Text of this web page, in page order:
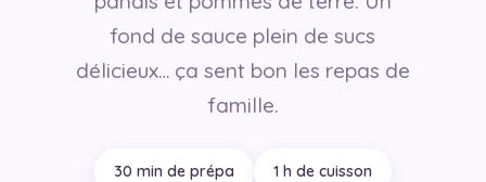
fond de sauce plein de sucs
délicieux… ça sent bon les repas de
famille.
30 min de prépa 1 h de cuisson